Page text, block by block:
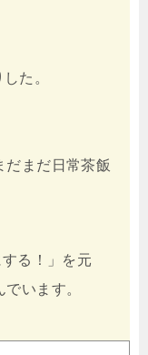
た。
だまだ日常茶飯
る！」を元
います。